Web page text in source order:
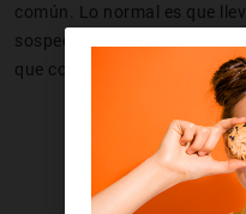
común. Lo normal es que
sospechando de que
que confirmarlo acudiendo